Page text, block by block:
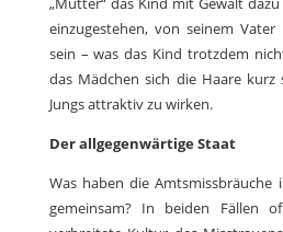
einzugestehen, von seinem
sein – was das Kind trotzdem
das Mädchen sich die Haare
Jungs attraktiv zu wirken.
Der allgegenwärtige Staat
Was haben die
gemeinsam? In beiden Fällen